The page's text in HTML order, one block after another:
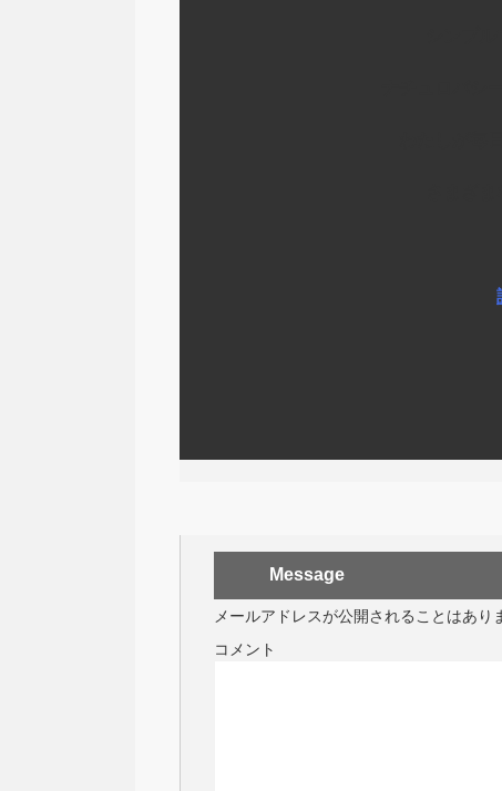
Message
メールアドレスが公開されることはあり
コメント